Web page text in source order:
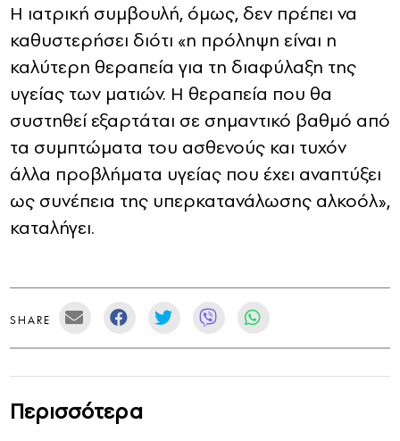
Η ιατρική συμβουλή, όμως, δεν πρέπει να
καθυστερήσει διότι «η πρόληψη είναι η
καλύτερη θεραπεία για τη διαφύλαξη της
υγείας των ματιών. Η θεραπεία που θα
συστηθεί εξαρτάται σε σημαντικό βαθμό από
τα συμπτώματα του ασθενούς και τυχόν
άλλα προβλήματα υγείας που έχει αναπτύξει
ως συνέπεια της υπερκατανάλωσης αλκοόλ»,
καταλήγει.
SHARE
Περισσότερα